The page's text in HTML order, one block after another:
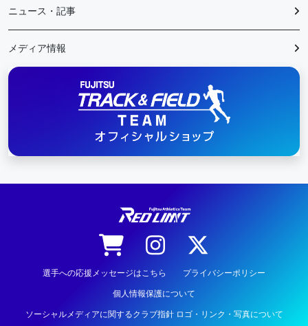
ニュース・記事
メディア情報
選手への応援メッセージはこちら プライバシーポリシー
個人情報保護について
ソーシャルメディアに関するクラブ指針 ロゴ・リンク・写真について